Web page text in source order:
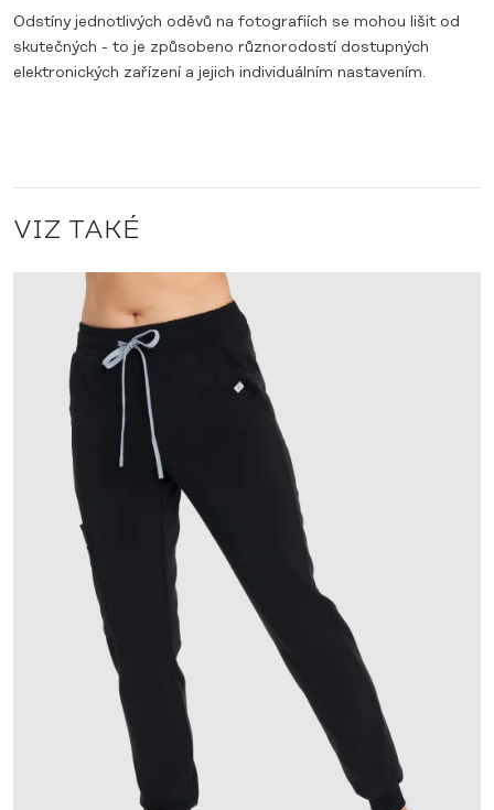
Odstíny jednotlivých oděvů na fotografiích se mohou lišit od
skutečných - to je způsobeno různorodostí dostupných
elektronických zařízení a jejich individuálním nastavením.
VIZ TAKÉ